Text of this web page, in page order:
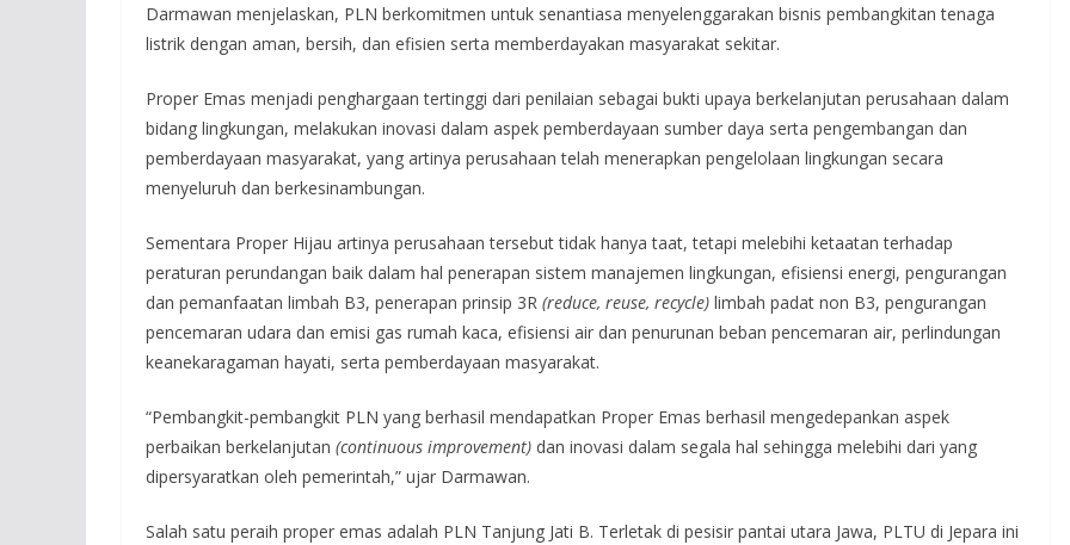
Darmawan menjelaskan, PLN berkomitmen untuk senantiasa menyelenggarakan bisnis pembangkitan tenaga
listrik dengan aman, bersih, dan efisien serta memberdayakan masyarakat sekitar.
Proper Emas menjadi penghargaan tertinggi dari penilaian sebagai bukti upaya berkelanjutan perusahaan dalam
bidang lingkungan, melakukan inovasi dalam aspek pemberdayaan sumber daya serta pengembangan dan
pemberdayaan masyarakat, yang artinya perusahaan telah menerapkan pengelolaan lingkungan secara
menyeluruh dan berkesinambungan.
Sementara Proper Hijau artinya perusahaan tersebut tidak hanya taat, tetapi melebihi ketaatan terhadap
peraturan perundangan baik dalam hal penerapan sistem manajemen lingkungan, efisiensi energi, pengurangan
dan pemanfaatan limbah B3, penerapan prinsip 3R (reduce, reuse, recycle) limbah padat non B3, pengurangan
pencemaran udara dan emisi gas rumah kaca, efisiensi air dan penurunan beban pencemaran air, perlindungan
keanekaragaman hayati, serta pemberdayaan masyarakat.
“Pembangkit-pembangkit PLN yang berhasil mendapatkan Proper Emas berhasil mengedepankan aspek
perbaikan berkelanjutan (continuous improvement) dan inovasi dalam segala hal sehingga melebihi dari yang
dipersyaratkan oleh pemerintah,” ujar Darmawan.
Salah satu peraih proper emas adalah PLN Tanjung Jati B. Terletak di pesisir pantai utara Jawa, PLTU di Jepara ini